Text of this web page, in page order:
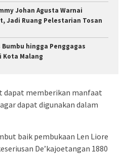
Johan Agusta Warnai
Jadi Ruang Pelestarian Tosan
hingga Penggagas
Kota Malang
dapat memberikan manfaat
dapat digunakan dalam
baik pembukaan Len Liore
De’kajoetangan 1880